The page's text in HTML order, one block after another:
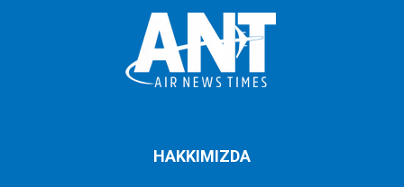
HAKKIMIZDA